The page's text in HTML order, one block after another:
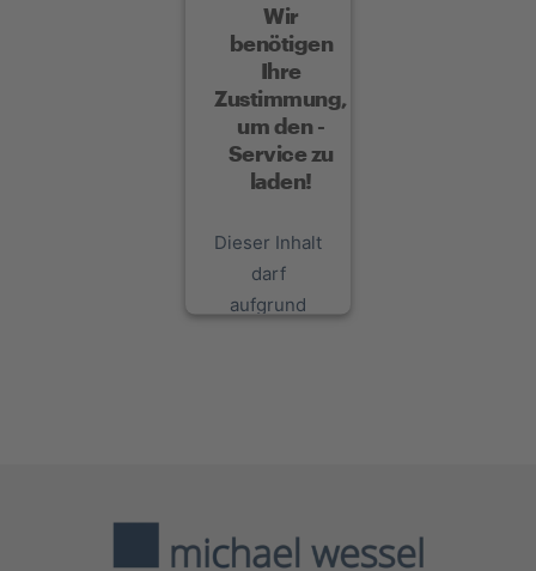
Wir
benötigen
Ihre
Zustimmung,
um den -
Service zu
laden!
Dieser Inhalt
darf
aufgrund
nicht